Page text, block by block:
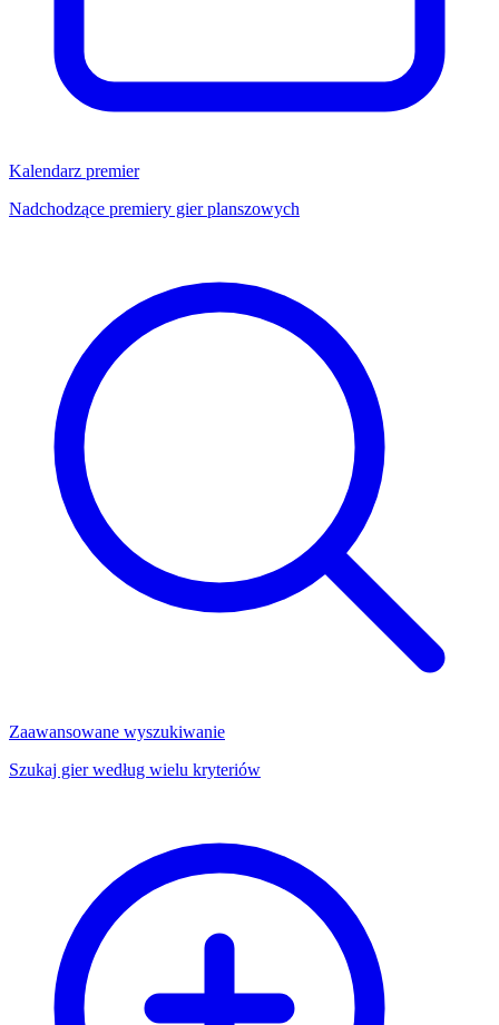
Kalendarz premier
Nadchodzące premiery gier planszowych
Zaawansowane wyszukiwanie
Szukaj gier według wielu kryteriów